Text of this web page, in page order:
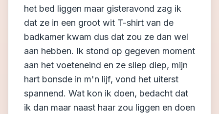
het bed liggen maar gisteravond zag ik
dat ze in een groot wit T-shirt van de
badkamer kwam dus dat zou ze dan wel
aan hebben. Ik stond op gegeven moment
aan het voeteneind en ze sliep diep, mijn
hart bonsde in m'n lijf, vond het uiterst
spannend. Wat kon ik doen, bedacht dat
ik dan maar naast haar zou liggen en doen